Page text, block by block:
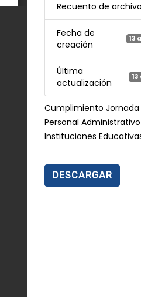
Recuento de
Fecha de
creación
13
Última
actualización
Cumplimiento Jornada
Personal
Instituciones
DESCARGAR